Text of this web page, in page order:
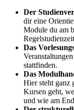
Der
dir eine
Module du am
Das
stattfinden.
Das
Hier steht ganz
Kursen geht,
und wie am